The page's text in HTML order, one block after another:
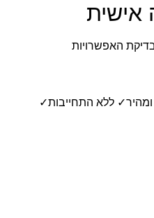
אישית
האפשרויות
✓ ללא התחייבות✓